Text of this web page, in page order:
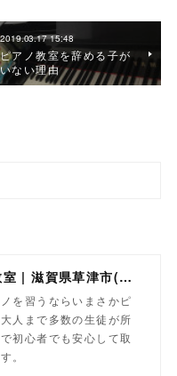
2019.03.17 15:48
ピアノ教室を辞める子が
いない理由
いまさかピアノ教室 | 滋賀県草津市(南草津)のピアノ教室
を習うならいまさかピ
人まで多数の生徒が所
初心者でも安心して取
。